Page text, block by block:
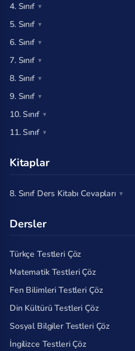
4. Sınıf
5. Sınıf
6. Sınıf
7. Sınıf
8. Sınıf
9. Sınıf
10. Sınıf
11. Sınıf
Kitaplar
8. Sınıf Ders Kitabı Cevapları
Dersler
Türkçe Testleri Çöz
Matematik Testleri Çöz
Fen Bilimleri Testleri Çöz
Din Kültürü Testleri Çöz
Sosyal Bilgiler Testleri Çöz
İngilizce Testleri Çöz